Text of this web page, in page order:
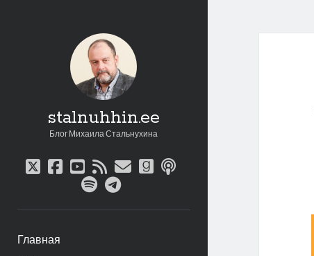
stalnuhhin.ee
Блог Михаила Стальнухина
twitter
facebook
youtube
rssemailgoodreads
podcast
spotifytelegram
Главная